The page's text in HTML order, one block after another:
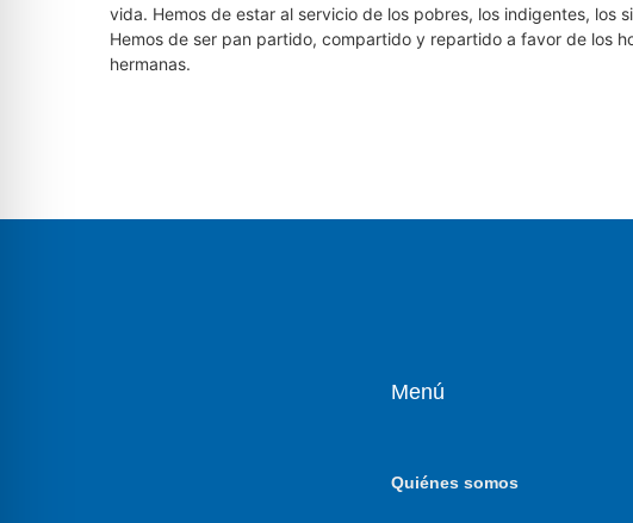
vida. Hemos de estar al servicio de los pobres, los indigentes, los
Hemos de ser pan partido, compartido y repartido a favor de los
hermanas.
Menú
Quiénes somos